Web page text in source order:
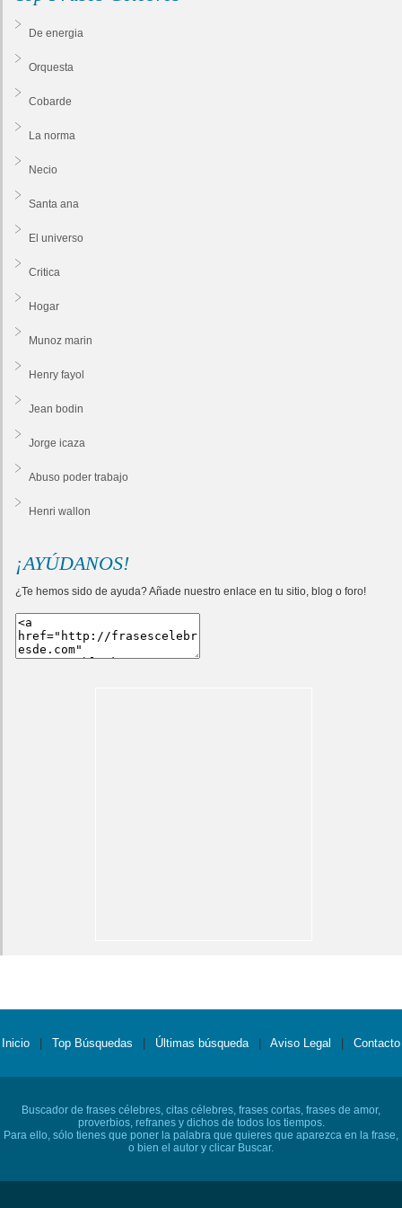
De energia
Orquesta
Cobarde
La norma
Necio
Santa ana
El universo
Critica
Hogar
Munoz marin
Henry fayol
Jean bodin
Jorge icaza
Abuso poder trabajo
Henri wallon
¡AYÚDANOS!
¿Te hemos sido de ayuda? Añade nuestro enlace en tu sitio, blog o foro!
Inicio Top Búsquedas Últimas búsqueda Aviso Legal Contacto
Buscador de frases célebres, citas célebres, frases cortas, frases de amor,
proverbios, refranes y dichos de todos los tiempos.
Para ello, sólo tienes que poner la palabra que quieres que aparezca en la frase,
o bien el autor y clicar Buscar.